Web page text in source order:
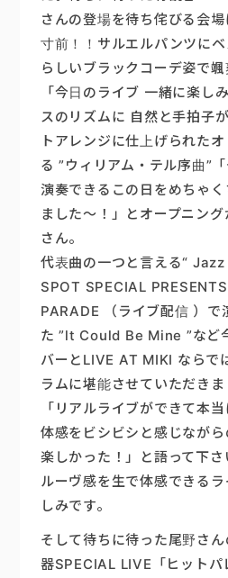
さんの登場を待ち侘びる会場
寸前！！ サルエルパンツに
らしいブラックコーデ姿で颯
「今日のライブ 一緒に楽し
スのリズムに 自然と手拍子
トアレンジに仕上げられた
る ”ウィリアム・テル序曲”
演奏できるこの日をめちゃ
ました〜！」と オープニン
さん。
代表曲の一つと言える“
SPOT SPECIAL
PARADE
（ライブ配信 ）で
た ”lt Could Be Mine ”など
バーと LIVE AT MIKI ならで
ラムに堪能させていただきま
「リアルライブができて本
体感をビシビシと感じながら
楽しかった！」と語って下
ルーヴ感を生で体感できるラ
しみです。
そして待ちに待った尾野さ
器SPECIAL LIVE「ヒットパ